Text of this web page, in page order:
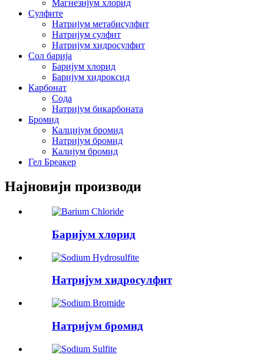
Магнезијум хлорид
Сулфите
Натријум метабисулфит
Натријум сулфит
Натријум хидросулфит
Сол барија
Баријум хлорид
Баријум хидроксид
Карбонат
Сода
Натријум бикарбоната
Бромид
Калцијум бромид
Натријум бромид
Калијум бромид
Гел Бреакер
Најновији производи
Баријум хлорид
Натријум хидросулфит
Натријум бромид